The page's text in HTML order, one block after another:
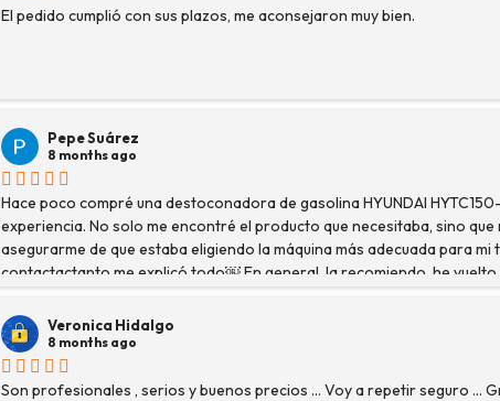
El pedido cumplió con sus plazos, me aconsejaron muy bien.
Pepe Suárez
8 months ago
Hace poco compré una destoconadora de gasolina HYUNDAI
experiencia. No solo me encontré el producto que necesitaba, sino
asegurarme de que estaba eligiendo la máquina más adecuada para
contactactanto me explicó todo￼ En general, la recomiendo, he
Veronica Hidalgo
8 months ago
Son profesionales , serios y buenos precios ... Voy a repetir seguro ...